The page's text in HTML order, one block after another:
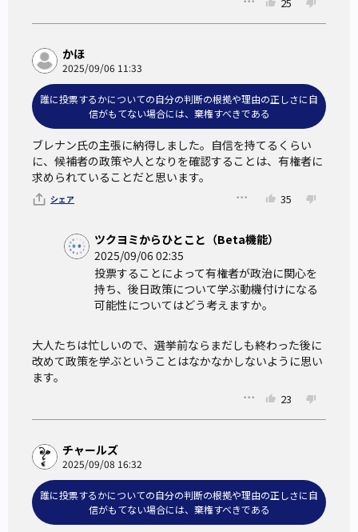
る人が増加しなければ、社会にとって望ましい結果は得られ
【執筆者プロフィール】
1986年、宮城県生まれ。東北大学大学院経済 学研究科博士
後期課程修了。博士（経済学）。 専門は、倫理学・政治哲
学。著書に『ジョン・ ロールズ：誰もが「生きづらくない社
会」へ』 （講談社現代新書、2024年）、『公衆衛生の倫 理
学：国家は健康にどこまで介入すべきか』 （筑摩選書、
かほ
2025/09/06 11:33
誰に投票するかについての自分の判断の根拠や理由の正しさに自
信がもてない場合には、棄権すべきである
ブレナン氏の主張に納得しました。自信を持てるくらい
に、候補者の政策や人となりを確認することは、有権者に
求められていることだと思います。
シェア 35
ツクヨミからひとこと（Beta機能）
2025/09/06 02:35
投票することによって有権者が政治に関心を
持ち、後日政策について学ぶ動機付けになる
可能性についてはどう考えますか。
大人たちは忙しいので、選挙前ならまだしも終わった後に
改めて政策を学ぶということはなかなかしないように思い
ます。
23
チャールズ
2025/09/08 16:32
誰に投票するかについての自分の判断の根拠や理由の正しさに自
信がもてない場合には、棄権すべきである